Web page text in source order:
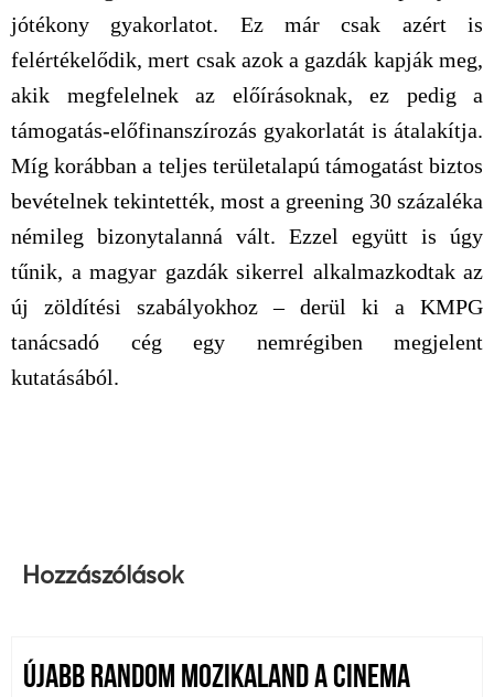
jótékony gyakorlatot. Ez már csak azért is
felértékelődik, mert csak azok a gazdák kapják meg,
akik megfelelnek az előírásoknak, ez pedig a
támogatás-előfinanszírozás gyakorlatát is átalakítja.
Míg korábban a teljes területalapú támogatást biztos
bevételnek tekintették, most a greening 30 százaléka
némileg bizonytalanná vált. Ezzel együtt is úgy
tűnik, a magyar gazdák sikerrel alkalmazkodtak az
új zöldítési szabályokhoz – derül ki a KMPG
tanácsadó cég egy nemrégiben megjelent
kutatásából.
Hozzászólások
ÚJABB RANDOM MOZIKALAND A CINEMA